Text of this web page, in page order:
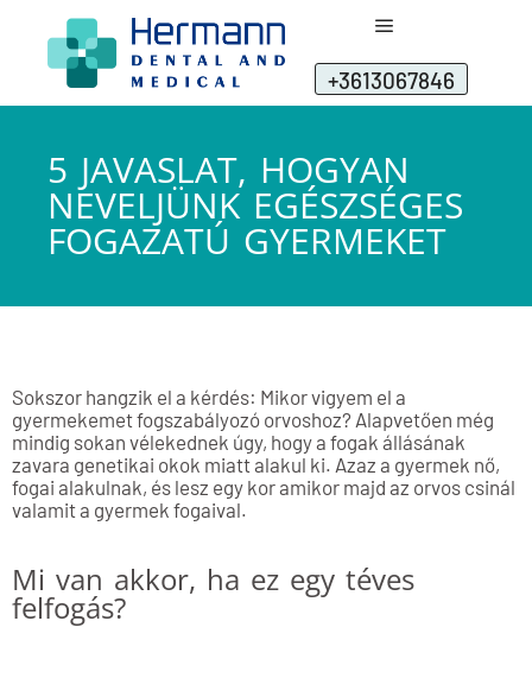
+3613067846
5 JAVASLAT, HOGYAN
NEVELJÜNK EGÉSZSÉGES
FOGAZATÚ GYERMEKET
Sokszor hangzik el a kérdés: Mikor vigyem el a
gyermekemet fogszabályozó orvoshoz? Alapvetően még
mindig sokan vélekednek úgy, hogy a fogak állásának
zavara genetikai okok miatt alakul ki. Azaz a gyermek nő,
fogai alakulnak, és lesz egy kor amikor majd az orvos csinál
valamit a gyermek fogaival.
Mi van akkor, ha ez egy téves
felfogás?